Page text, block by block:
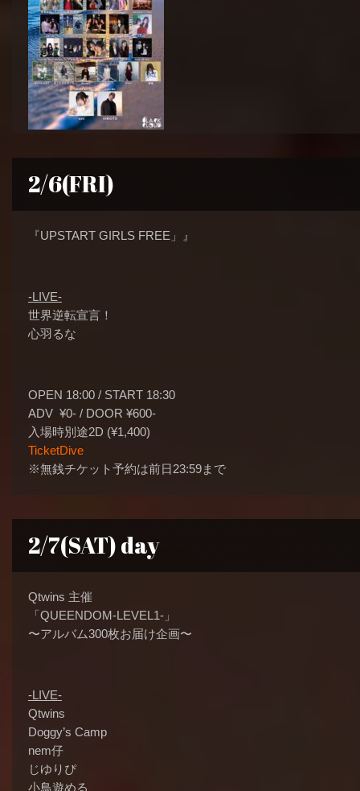
2/6(FRI)
『UPSTART GIRLS FREE」』
-LIVE-
世界逆転宣言！
心羽るな
OPEN 18:00 / START 18:30
ADV ¥0- / DOOR ¥600-
入場時別途2D (¥1,400)
TicketDive
※無銭チケット予約は前日23:59まで
2/7(SAT) day
Qtwins 主催
「QUEENDOM-LEVEL1-」
〜アルバム300枚お届け企画〜
-LIVE-
Qtwins
Doggy’s Camp
nem仔
じゆりぴ
小鳥遊める